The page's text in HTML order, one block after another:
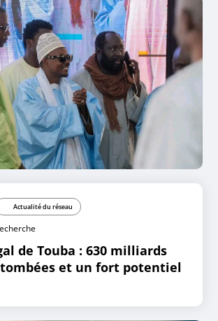
Actualité du réseau
de Touba : 630 milliards
et un fort potentiel